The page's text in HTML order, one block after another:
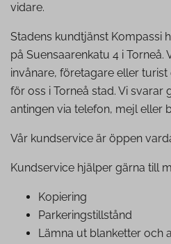
vidare.
Stadens kundtjänst Kompassi
på Suensaarenkatu 4 i Torneå.
invånare, företagare eller
för oss i Torneå stad. Vi svarar
antingen via telefon, mejl eller
Vår kundservice är öppen
Kundservice hjälper gärna till
Kopiering
Par­ke­rings­till­stånd
Lämna ut blanketter och